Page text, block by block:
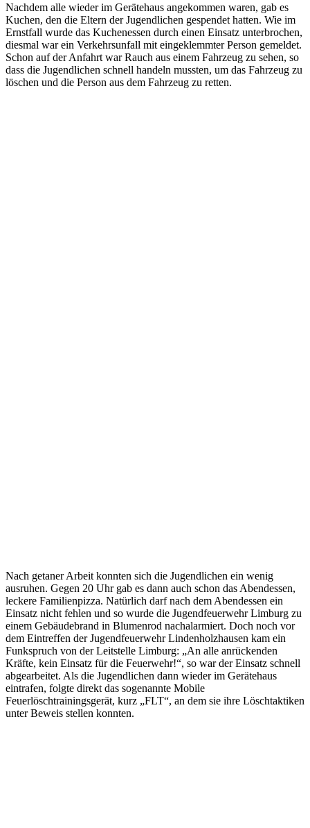
Nachdem alle wieder im Gerätehaus angekommen waren, gab es
Kuchen, den die Eltern der Jugendlichen gespendet hatten. Wie im
Ernstfall wurde das Kuchenessen durch einen Einsatz unterbrochen,
diesmal war ein Verkehrsunfall mit eingeklemmter Person gemeldet.
Schon auf der Anfahrt war Rauch aus einem Fahrzeug zu sehen, so
dass die Jugendlichen schnell handeln mussten, um das Fahrzeug zu
löschen und die Person aus dem Fahrzeug zu retten.
Nach getaner Arbeit konnten sich die Jugendlichen ein wenig
ausruhen. Gegen 20 Uhr gab es dann auch schon das Abendessen,
leckere Familienpizza. Natürlich darf nach dem Abendessen ein
Einsatz nicht fehlen und so wurde die Jugendfeuerwehr Limburg zu
einem Gebäudebrand in Blumenrod nachalarmiert. Doch noch vor
dem Eintreffen der Jugendfeuerwehr Lindenholzhausen kam ein
Funkspruch von der Leitstelle Limburg: „An alle anrückenden
Kräfte, kein Einsatz für die Feuerwehr!“, so war der Einsatz schnell
abgearbeitet. Als die Jugendlichen dann wieder im Gerätehaus
eintrafen, folgte direkt das sogenannte Mobile
Feuerlöschtrainingsgerät, kurz „FLT“, an dem sie ihre Löschtaktiken
unter Beweis stellen konnten.